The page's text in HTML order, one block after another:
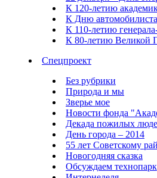
К 120-летию
К Дню автомобилиста
К 110-летию
К 80-летию Великой
Спецпроект
Без рубрики
Природа и мы
Зверье мое
Новости фонда
Декада пожилых
День города – 2014
55 лет Советскому
Новогодняя сказка
Обсуждаем технопарк